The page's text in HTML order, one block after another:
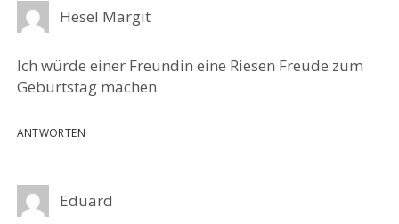
Hesel Margit
Ich würde einer Freundin eine Riesen Freude zum
Geburtstag machen
ANTWORTEN
Eduard